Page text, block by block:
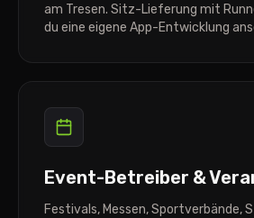
am Tresen. Sitz-Lieferung mit
du eine eigene App-Entwicklung
Event-Betreiber &
Festivals, Messen, Sportverbände,